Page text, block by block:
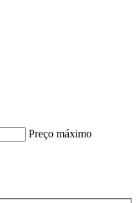
Preço máximo